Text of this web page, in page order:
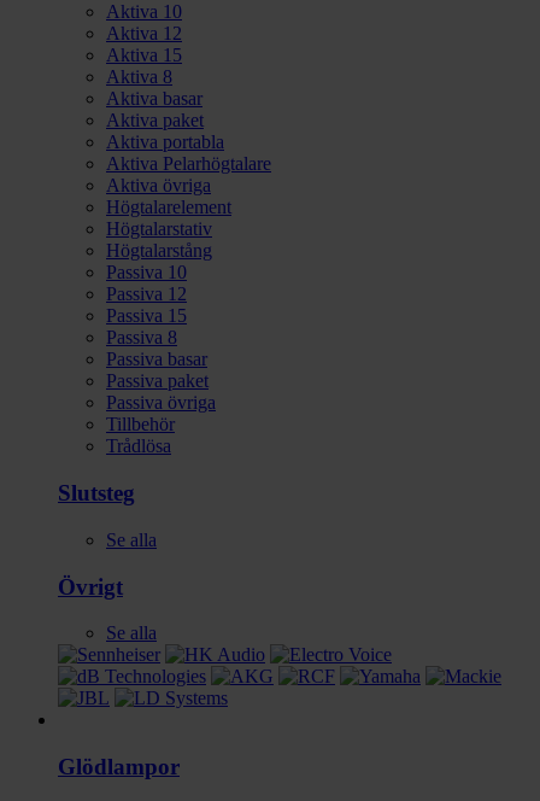
Aktiva 10
Aktiva 12
Aktiva 15
Aktiva 8
Aktiva basar
Aktiva paket
Aktiva portabla
Aktiva Pelarhögtalare
Aktiva övriga
Högtalarelement
Högtalarstativ
Högtalarstång
Passiva 10
Passiva 12
Passiva 15
Passiva 8
Passiva basar
Passiva paket
Passiva övriga
Tillbehör
Trådlösa
Slutsteg
Se alla
Övrigt
Se alla
Glödlampor